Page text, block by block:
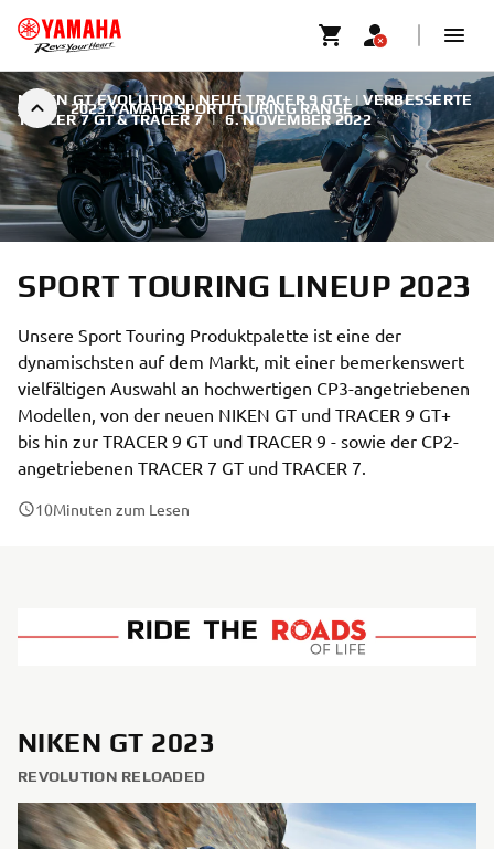
2023 YAMAHA SPORT TOURING RANGE
NIKEN GT EVOLUTION | NEUE TRACER 9 GT+ | VERBESSERTE
TRACER 7 GT & TRACER 7 | 6. NOVEMBER 2022
SPORT TOURING LINEUP 2023
Unsere Sport Touring Produktpalette ist eine der
dynamischsten auf dem Markt, mit einer bemerkenswert
vielfältigen Auswahl an hochwertigen CP3-angetriebenen
Modellen, von der neuen NIKEN GT und TRACER 9 GT+
bis hin zur TRACER 9 GT und TRACER 9 - sowie der CP2-
angetriebenen TRACER 7 GT und TRACER 7.
10Minuten zum Lesen
NIKEN GT 2023
REVOLUTION RELOADED